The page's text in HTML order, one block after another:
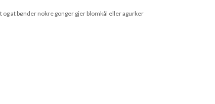
og at bønder nokre gonger gjer blomkål eller agurker